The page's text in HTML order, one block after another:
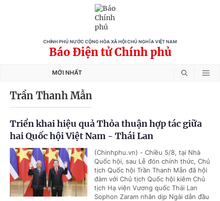
CHÍNH PHỦ NƯỚC CỘNG HÒA XÃ HỘI CHỦ NGHĨA VIỆT NAM
Báo Điện tử Chính phủ
MỚI NHẤT
Trần Thanh Mẫn
Triển khai hiệu quả Thỏa thuận hợp tác giữa
hai Quốc hội Việt Nam - Thái Lan
(Chinhphu.vn) - Chiều 5/8, tại Nhà
Quốc hội, sau Lễ đón chính thức, Chủ
tịch Quốc hội Trần Thanh Mẫn đã hội
đàm với Chủ tịch Quốc hội kiêm Chủ
tịch Hạ viện Vương quốc Thái Lan
Sophon Zaram nhân dịp Ngài dẫn đầu